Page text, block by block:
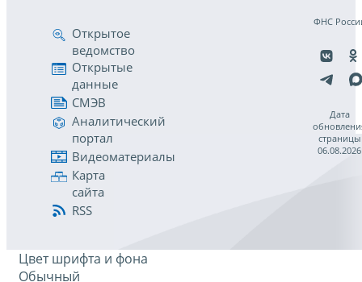
Открытое
ведомство
Открытые
данные
СМЭВ
Аналитический
портал
Видеоматериалы
Карта
сайта
RSS
ФНС
Дата
страницы
06.08.2026
Цвет шрифта и фона
Обычный